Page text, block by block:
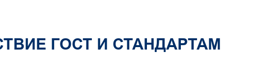
ГОСТ И СТАНДАРТАМ